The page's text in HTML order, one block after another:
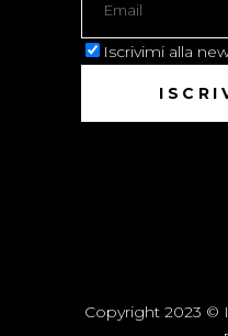
Iscrivimi alla
Copyright 2023 ©